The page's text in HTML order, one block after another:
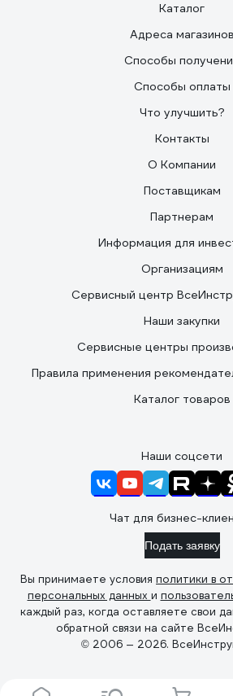
Каталог
Адреса магазинов
Способы
Способы оплаты
Что улучшить?
Контакты
О Компании
Поставщикам
Партнерам
Информация для
Организациям
Сервисный центр
Наши закупки
Сервисные центры
Правила применения
Каталог товаров
Наши соцсети
Чат для бизнес-
Подать заявку
Вы принимаете условия политики в
персональных данных и
каждый раз, когда оставляете свои
обратной связи на сайте
© 2006 — 2026.